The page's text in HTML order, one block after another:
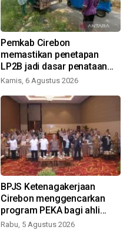
Pemkab Cirebon
memastikan penetapan
LP2B jadi dasar penataan
investasi
Kamis, 6 Agustus 2026
BPJS Ketenagakerjaan
Cirebon menggencarkan
program PEKA bagi ahli
waris
Rabu, 5 Agustus 2026